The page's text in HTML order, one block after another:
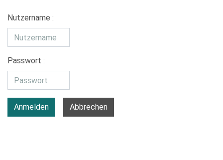
Nutzername :
Passwort :
Anmelden Abbrechen